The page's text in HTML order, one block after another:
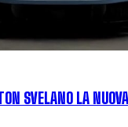
SVELANO LA